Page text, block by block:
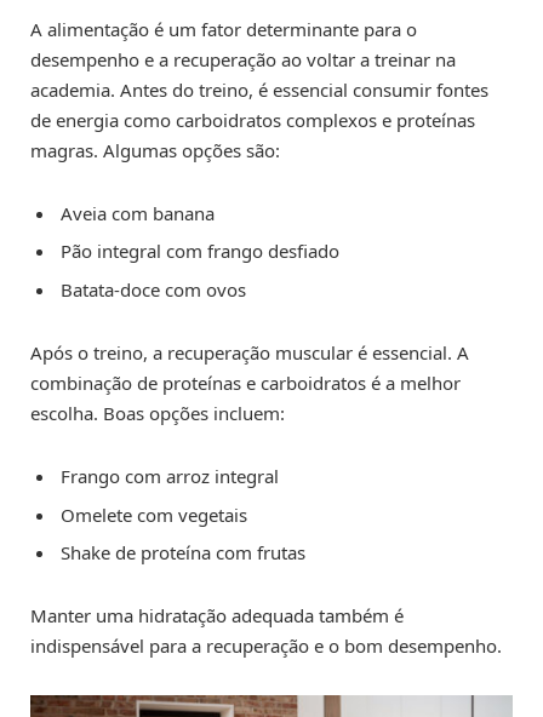
A alimentação é um fator determinante para o
desempenho e a recuperação ao voltar a treinar na
academia. Antes do treino, é essencial consumir fontes
de energia como carboidratos complexos e proteínas
magras. Algumas opções são:
Aveia com banana
Pão integral com frango desfiado
Batata-doce com ovos
Após o treino, a recuperação muscular é essencial. A
combinação de proteínas e carboidratos é a melhor
escolha. Boas opções incluem:
Frango com arroz integral
Omelete com vegetais
Shake de proteína com frutas
Manter uma hidratação adequada também é
indispensável para a recuperação e o bom desempenho.